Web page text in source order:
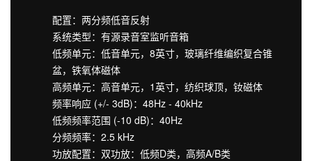
配置：两分频低音反射
系统类型：有源录音室监听音箱
低频单元：低音单元，8英寸，玻璃纤维编织复合锥
盆，铁氧体磁体
高频单元：高音单元，1英寸，纺织球顶，钕磁体
频率响应 (+/- 3dB)：48Hz - 40kHz
低频频率范围 (-10 dB)：40Hz
分频频率：2.5 kHz
功放配置：双功放：低频D类，高频A/B类